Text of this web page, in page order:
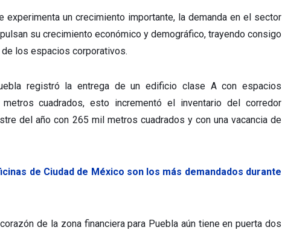
experimenta un crecimiento importante, la demanda en el sector
su crecimiento económico y demográfico, trayendo consigo
los espacios corporativos.
registró la entrega de un edificio clase A con espacios
cuadrados, esto incrementó el inventario del corredor
del año con 265 mil metros cuadrados y con una vacancia de
de Ciudad de México son los más demandados durante
de la zona financiera para Puebla aún tiene en puerta dos